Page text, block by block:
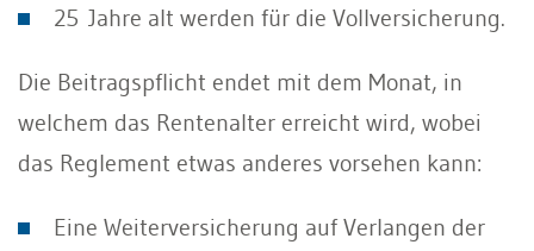
25 Jahre alt werden für die Vollversicherung.
Die Beitragspflicht endet mit dem Monat, in
welchem das Rentenalter erreicht wird, wobei
das Reglement etwas anderes vorsehen kann:
Eine Weiterversicherung auf Verlangen der